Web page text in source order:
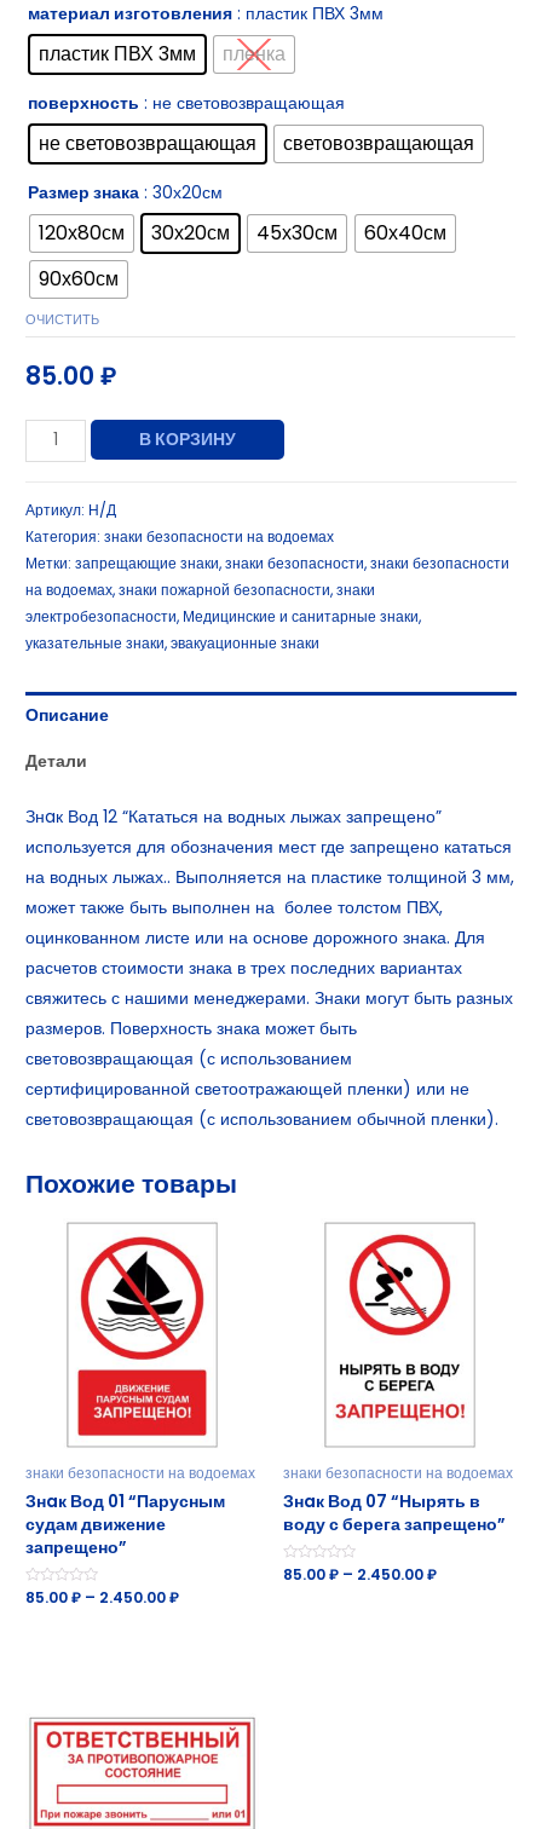
материал изготовления : пластик ПВХ 3мм
пластик ПВХ 3мм пленка
поверхность : не световозвращающая
не световозвращающая световозвращающая
Размер знака : 30х20см
120х80см 30х20см 45х30см
60х40см
90х60см
ОЧИСТИТЬ
85.00₽
В КОРЗИНУ
Артикул: Н/Д
Категория:знаки безопасности на водоемах
Метки:запрещающие знаки,знаки безопасности,знаки безопасности
на водоемах,знаки пожарной безопасности,знаки
электробезопасности, Медицинские и санитарные знаки,
указательные знаки,эвакуационные знаки
Описание
Детали
Знaк Вод 12 “Кататься на водных лыжах запрещено”
используется для обозначения мест где запрещено кататься
на водных лыжах.. Выполняется на пластике толщиной 3 мм,
может также быть выполнен на более толстом ПВХ,
оцинкованном листе или на основе дорожного знака. Для
расчетов стоимости знака в трех последних вариантах
свяжитесь с нашими менеджерами. Знаки могут быть разных
размеров. Поверхность знака может быть
световозвращающая (с использованием
сертифицированной светоотражающей пленки) или не
световозвращающая (с использованием обычной пленки).
Похожие товары
знаки безопасности на водоемах
Знaк Вод 01 “Парусным
судам движение
запрещено”
Оценка
85.00₽ – 2.450.00₽
знаки безопасности на водоемах
Знaк Вод 07 “Нырять в
воду с берега запрещено”
Оценка
85.00₽ – 2.450.00₽